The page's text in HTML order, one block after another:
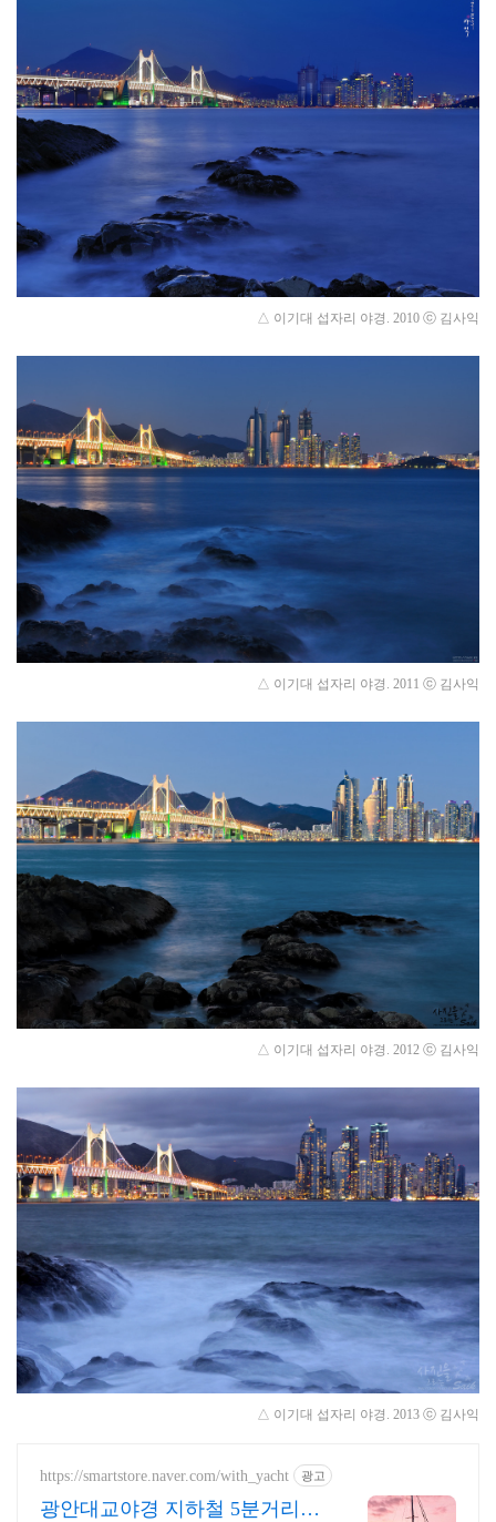
△ 이기대 섭자리 야경. 2010 ⓒ 김사익
△ 이기대 섭자리 야경. 2011 ⓒ 김사익
△ 이기대 섭자리 야경. 2012 ⓒ 김사익
△ 이기대 섭자리 야경. 2013 ⓒ 김사익
https://smartstore.naver.com/with_yacht 광고
광안대교야경 지하철 5분거리